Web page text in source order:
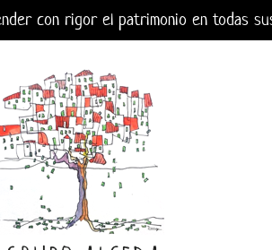
con rigor el patrimonio en todas